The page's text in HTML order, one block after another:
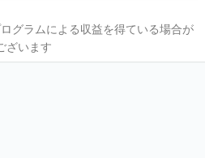
グラムによる収益を得ている場合が
ざいます